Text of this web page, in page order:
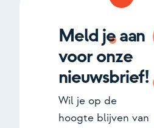
Meld je aan
voor onze
nieuwsbrief!
Wil je op de
hoogte blijven van